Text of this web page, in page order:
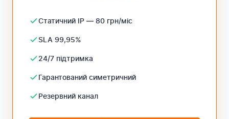
Статичний IP — 80 грн/міс
SLA 99,95%
24/7 підтримка
Гарантований симетричний
Резервний канал